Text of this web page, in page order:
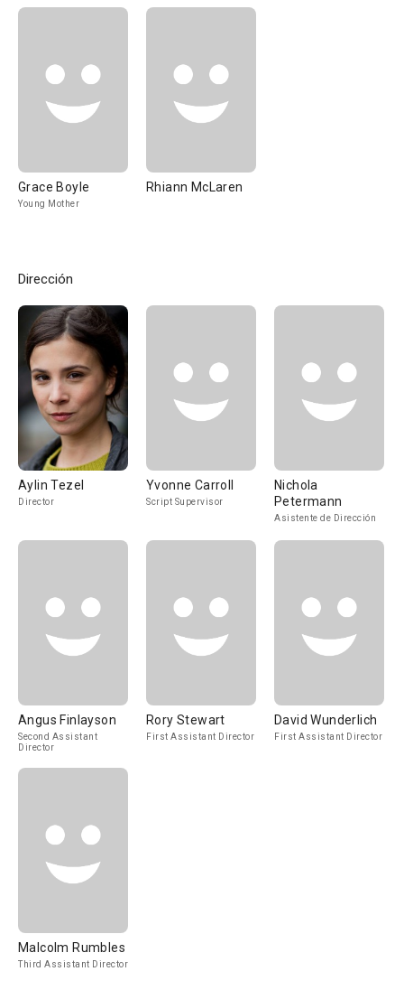
Grace Boyle
Young Mother
Rhiann McLaren
Dirección
Aylin Tezel
Director
Yvonne Carroll
Script Supervisor
Nichola
Petermann
Asistente de Dirección
Angus Finlayson
Second Assistant
Director
Rory Stewart
First Assistant Director
David Wunderlich
First Assistant Director
Malcolm Rumbles
Third Assistant Director